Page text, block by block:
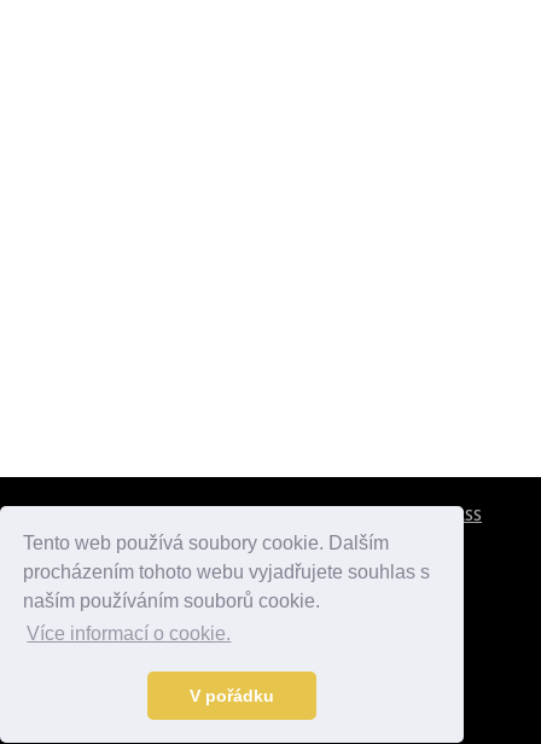
Tento web používá soubory cookie. Dalším
procházením tohoto webu vyjadřujete souhlas s
naším používáním souborů cookie.
Více informací o cookie.
V pořádku
RSS
atlasmest.cz atlaspamatek.info
Data o počasí jsou přebírána z
Kontakt:mail@desperado.cz